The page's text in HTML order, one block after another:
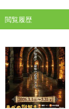
閲覧履歴